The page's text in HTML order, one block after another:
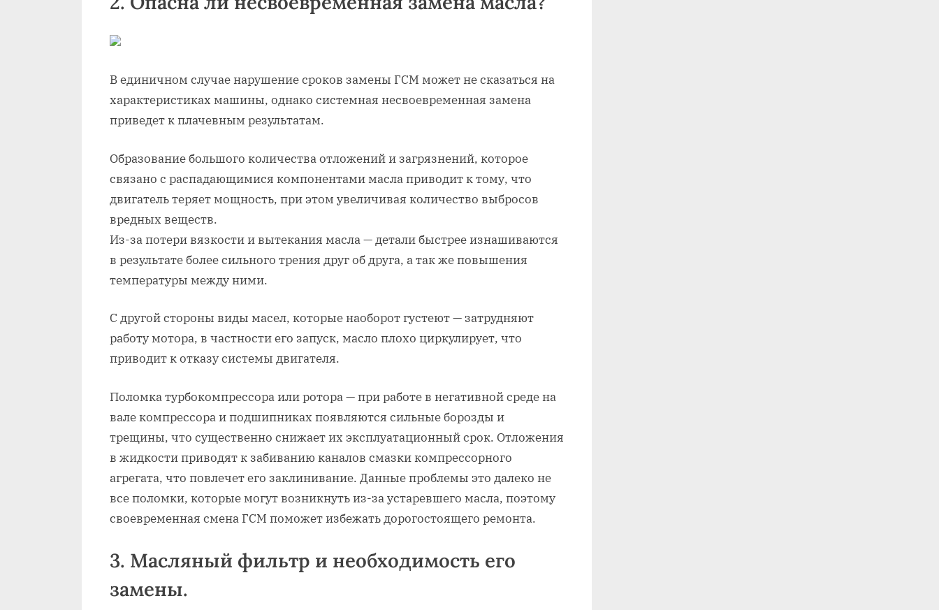
В единичном случае нарушение сроков замены ГСМ может не сказаться на
характеристиках машины, однако системная несвоевременная замена
приведет к плачевным результатам.
Образование большого количества отложений и загрязнений, которое
связано с распадающимися компонентами масла приводит к тому, что
двигатель теряет мощность, при этом увеличивая количество выбросов
вредных веществ.
Из-за потери вязкости и вытекания масла — детали быстрее изнашиваются
в результате более сильного трения друг об друга, а так же повышения
температуры между ними.
С другой стороны виды масел, которые наоборот густеют — затрудняют
работу мотора, в частности его запуск, масло плохо циркулирует, что
приводит к отказу системы двигателя.
Поломка турбокомпрессора или ротора — при работе в негативной среде на
вале компрессора и подшипниках появляются сильные борозды и
трещины, что существенно снижает их эксплуатационный срок. Отложения
в жидкости приводят к забиванию каналов смазки компрессорного
агрегата, что повлечет его заклинивание. Данные проблемы это далеко не
все поломки, которые могут возникнуть из-за устаревшего масла, поэтому
своевременная смена ГСМ поможет избежать дорогостоящего ремонта.
3. Масляный фильтр и необходимость его
замены.